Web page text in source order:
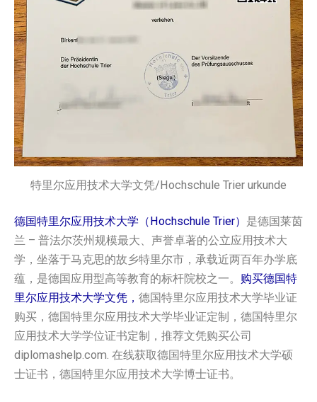
特里尔应用技术大学文凭/Hochschule Trier urkunde
德国特里尔应用技术大学（Hochschule Trier） 是德国莱茵
兰 – 普法尔茨州规模最大、声誉卓著的公立应用技术大
学，坐落于马克思的故乡特里尔市，承载近两百年办学底
蕴，是德国应用型高等教育的标杆院校之一。 购买德国‌特
里尔应用技术大学文凭， 德国‌特里尔应用技术大学‌‌‌‌‌‌毕业证
购买，德国‌特里尔应用技术大学‌‌‌‌‌‌毕业证定制，德国‌特里尔
应用技术大学‌‌‌‌‌‌学位证书定制，推荐文凭购买公司
diplomashelp.com. 在线获取德国‌特里尔应用技术大学‌‌‌‌‌‌硕
士证书，德国‌特里尔应用技术大学‌‌‌‌‌‌博士证书。